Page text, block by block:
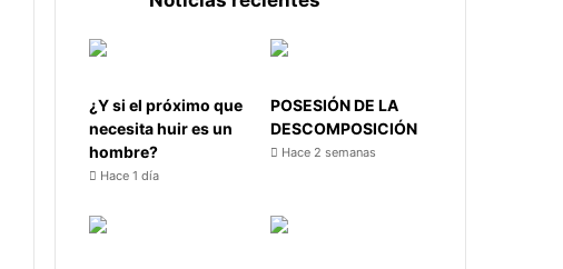
¿Y si el próximo que
necesita huir es un
hombre?
Hace 1 día
POSESIÓN DE LA
DESCOMPOSICIÓN
Hace 2 semanas